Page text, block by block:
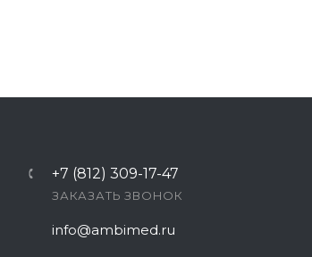
+7 (812) 309-17-47
ЗАКАЗАТЬ ЗВОНОК
info@ambimed.ru